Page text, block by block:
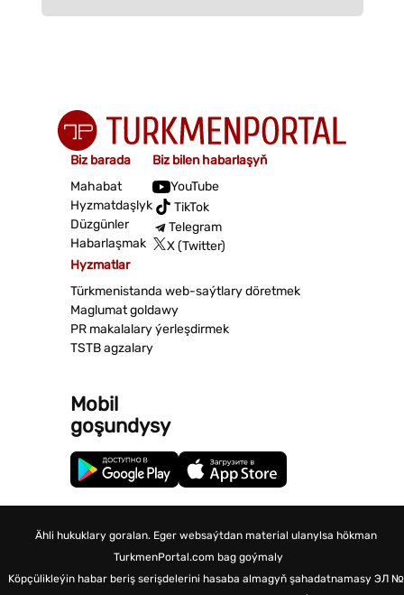
Biz barada
Mahabat
Hyzmatdaşlyk
Düzgünler
Habarlaşmak
Biz bilen habarlaşyň
YouTube
TikTok
Telegram
X (Twitter)
Hyzmatlar
Türkmenistanda web-saýtlary döretmek
Maglumat goldawy
PR makalalary ýerleşdirmek
TSTB agzalary
Mobil
goşundysy
Ähli hukuklary goralan. Eger websaýtdan material ulanylsa hökman
TurkmenPortal.com bag goýmaly
Köpçülikleýin habar beriş serişdelerini hasaba almagyň şahadatnamasy ЭЛ №